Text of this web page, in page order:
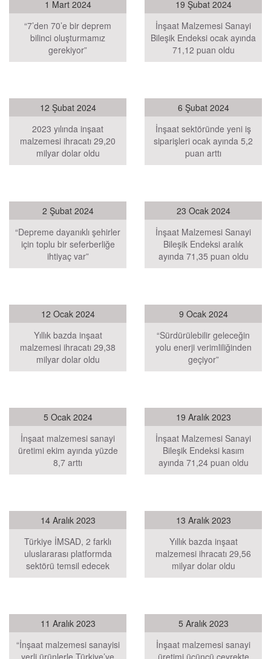
1 Mart 2024
“7’den 70’e bir deprem
bilinci oluşturmamız
gerekiyor”
19 Şubat 2024
İnşaat Malzemesi Sanayi
Bileşik Endeksi ocak ayında
71,12 puan oldu
12 Şubat 2024
2023 yılında inşaat
malzemesi ihracatı 29,20
milyar dolar oldu
6 Şubat 2024
İnşaat sektöründe yeni iş
siparişleri ocak ayında 5,2
puan arttı
2 Şubat 2024
“Depreme dayanıklı şehirler
için toplu bir seferberliğe
ihtiyaç var”
23 Ocak 2024
İnşaat Malzemesi Sanayi
Bileşik Endeksi aralık
ayında 71,35 puan oldu
12 Ocak 2024
Yıllık bazda inşaat
malzemesi ihracatı 29,38
milyar dolar oldu
9 Ocak 2024
“Sürdürülebilir geleceğin
yolu enerji verimliliğinden
geçiyor”
5 Ocak 2024
İnşaat malzemesi sanayi
üretimi ekim ayında yüzde
8,7 arttı
19 Aralık 2023
İnşaat Malzemesi Sanayi
Bileşik Endeksi kasım
ayında 71,24 puan oldu
14 Aralık 2023
Türkiye İMSAD, 2 farklı
uluslararası platformda
sektörü temsil edecek
13 Aralık 2023
Yıllık bazda inşaat
malzemesi ihracatı 29,56
milyar dolar oldu
11 Aralık 2023
“İnşaat malzemesi sanayisi
yerli ürünlerle Türkiye’ye
5 Aralık 2023
İnşaat malzemesi sanayi
üretimi üçüncü çeyrekte